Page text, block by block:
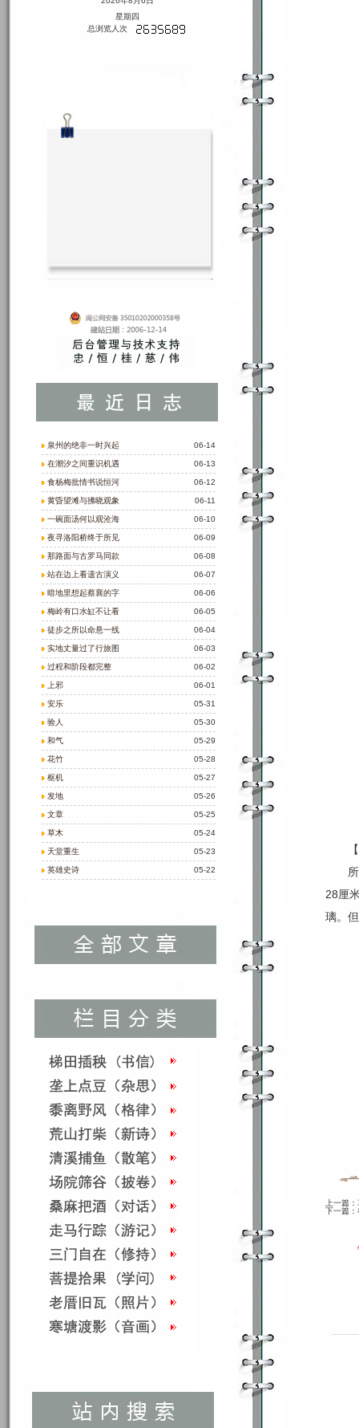
星期四
总浏览人次
06-14
泉州的绝非一时兴起
06-13
在潮汐之间重识机遇
06-12
食杨梅批情书说恒河
06-11
黄昏望滩与拂晓观象
06-10
一碗面汤何以观沧海
06-09
夜寻洛阳桥终于所见
06-08
那路面与古罗马同款
06-07
站在边上看遗古演义
06-06
暗地里想起蔡襄的字
06-05
梅岭有口水缸不让看
06-04
徒步之所以命悬一线
06-03
实地丈量过了行旅图
06-02
过程和阶段都完整
06-01
上邪
05-31
安乐
05-30
验人
05-29
和气
05-28
花竹
05-27
枢机
05-26
发地
05-25
文章
05-24
草木
05-23
天堂重生
05-22
英雄史诗
28厘
璃。
上一篇：
下一篇：